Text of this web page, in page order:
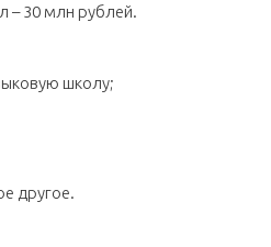
– 30 млн рублей.
школу;
другое.